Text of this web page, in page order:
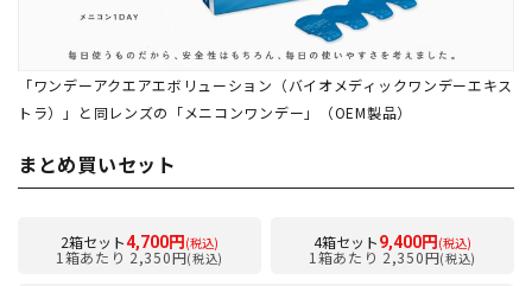
「ワンデーアクエアエボリューション（バイオメディックワンデーエキス
トラ）」と同レンズの「メニコンワンデー」（OEM製品）
まとめ買いセット
2箱セット4,700円 (税込)
1箱あたり 2,350円(税込)
4箱セット9,400円 (税込)
1箱あたり 2,350円(税込)